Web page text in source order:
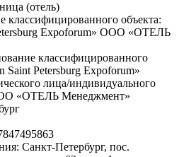
(отель)
классифицированного объекта:
Expoforum» ООО «ОТЕЛЬ
классифицированного
Saint Petersburg Expoforum»
лица/индивидуального
«ОТЕЛЬ Менеджмент»
Санкт-Петербург, пос.